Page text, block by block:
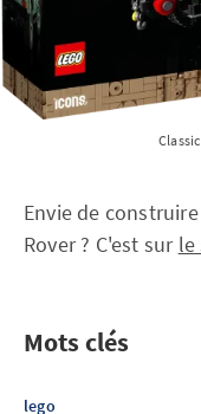
Envie de
Rover ? C'est sur le
Mots clés
lego